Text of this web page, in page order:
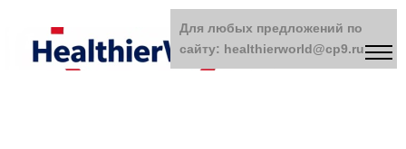
Для любых предложений по
сайту: healthierworld@cp9.ru